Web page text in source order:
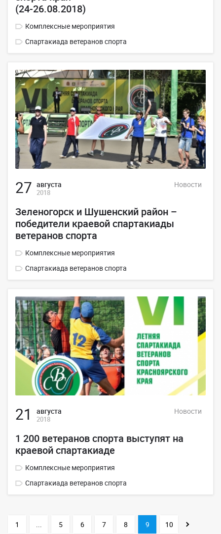
(24-26.08.2018)
Комплексные мероприятия
Спартакиада ветеранов спорта
27 августа
2018
Новости
Зеленогорск и Шушенский район –
победители краевой спартакиады
ветеранов спорта
Комплексные мероприятия
Спартакиада ветеранов спорта
21 августа
2018
Новости
1 200 ветеранов спорта выступят на
краевой спартакиаде
Комплексные мероприятия
Спартакиада ветеранов спорта
1 ... 5 6 7 8 9 10